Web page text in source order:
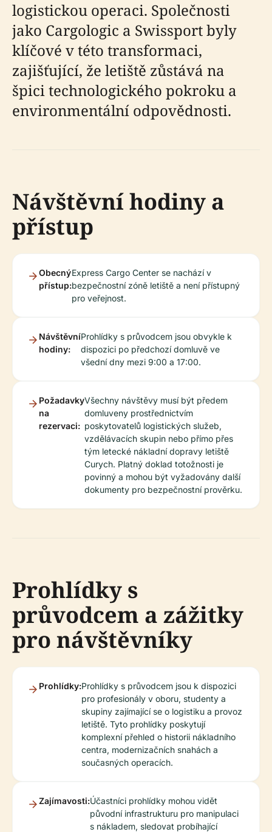
logistickou operaci. Společnosti
jako Cargologic a Swissport byly
klíčové v této transformaci,
zajišťující, že letiště zůstává na
špici technologického pokroku a
environmentální odpovědnosti.
Návštěvní hodiny a
přístup
Obecný
přístup:
Express Cargo Center se nachází v
bezpečnostní zóně letiště a není přístupný
pro veřejnost.
Návštěvní
hodiny:
Prohlídky s průvodcem jsou obvykle k
dispozici po předchozí domluvě ve
všední dny mezi 9:00 a 17:00.
Požadavky
na
rezervaci:
Všechny návštěvy musí být předem
domluveny prostřednictvím
poskytovatelů logistických služeb,
vzdělávacích skupin nebo přímo přes
tým letecké nákladní dopravy letiště
Curych. Platný doklad totožnosti je
povinný a mohou být vyžadovány další
dokumenty pro bezpečnostní prověrku.
Prohlídky s
průvodcem a zážitky
pro návštěvníky
Prohlídky:Prohlídky s průvodcem jsou k dispozici
pro profesionály v oboru, studenty a
skupiny zajímající se o logistiku a provoz
letiště. Tyto prohlídky poskytují
komplexní přehled o historii nákladního
centra, modernizačních snahách a
současných operacích.
Zajímavosti:Účastníci prohlídky mohou vidět
původní infrastrukturu pro manipulaci
s nákladem, sledovat probíhající